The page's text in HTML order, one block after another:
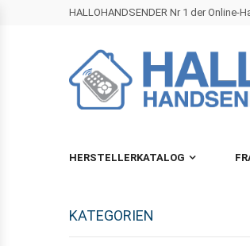
HALLOHANDSENDER Nr 1 der Online-
HERSTELLERKATALOG
KATEGORIEN